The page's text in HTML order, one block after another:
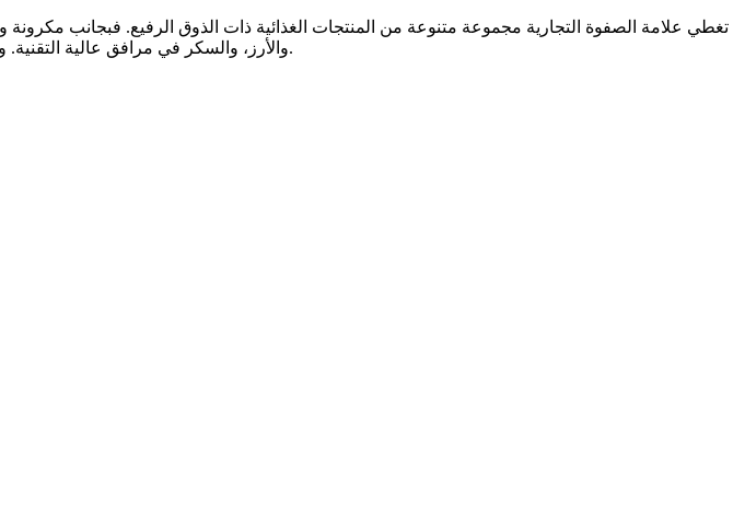
تغطي علامة الصفوة التجارية مجموعة متنوعة من المنتجات الغذائية ذات الذوق الرفيع. فبجانب
والأرز، والسكر في مرافق عالية التقنية. وتشمل منتجات الصفوة الأخرى التونة، والجبنة، والشاي، والحليب المبخر، والمربى، وكذلك التوابل والخل.